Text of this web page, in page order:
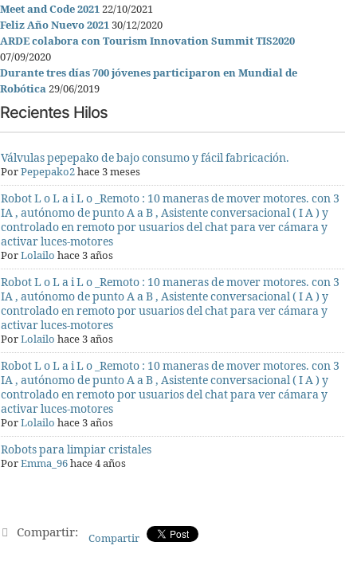
Meet and Code 202122/10/2021
Feliz Año Nuevo 202130/12/2020
ARDE colabora con Tourism Innovation Summit TIS2020
07/09/2020
Durante tres días 700 jóvenes participaron en Mundial de
Robótica29/06/2019
Recientes Hilos
Válvulas pepepako de bajo consumo y fácil fabricación.
PorPepepako2hace 3 meses
Robot L o L a i L o _Remoto : 10 maneras de mover motores. con 3
IA , autónomo de punto A a B , Asistente conversacional ( I A ) y
controlado en remoto por usuarios del chat para ver cámara y
activar luces-motores
PorLolailo hace 3 años
Robot L o L a i L o _Remoto : 10 maneras de mover motores. con 3
IA , autónomo de punto A a B , Asistente conversacional ( I A ) y
controlado en remoto por usuarios del chat para ver cámara y
activar luces-motores
PorLolailo hace 3 años
Robot L o L a i L o _Remoto : 10 maneras de mover motores. con 3
IA , autónomo de punto A a B , Asistente conversacional ( I A ) y
controlado en remoto por usuarios del chat para ver cámara y
activar luces-motores
PorLolailo hace 3 años
Robots para limpiar cristales
PorEmma_96hace 4 años
Compartir: Compartir